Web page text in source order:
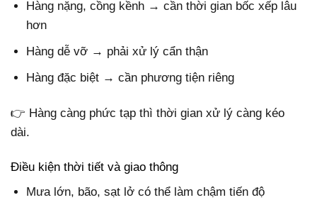
Hàng nặng, cồng kềnh → cần thời gian bốc xếp lâu
hơn
Hàng dễ vỡ → phải xử lý cẩn thận
Hàng đặc biệt → cần phương tiện riêng
👉 Hàng càng phức tạp thì thời gian xử lý càng kéo
dài.
Điều kiện thời tiết và giao thông
Mưa lớn, bão, sạt lở có thể làm chậm tiến độ